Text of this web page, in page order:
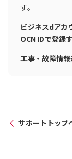
す。
ビジネスdアカ
OCN IDで登録
工事・故障情
サポートトップ